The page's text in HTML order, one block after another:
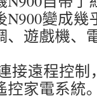
變成
、遊戲機、
接遠程控
控家電系統